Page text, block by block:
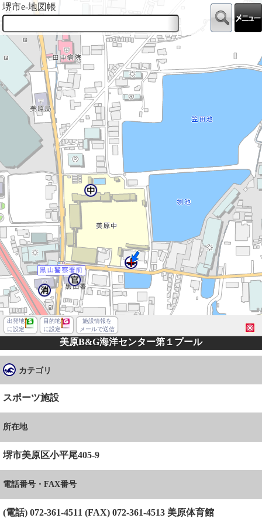
堺市美原区小平尾
堺市e-地図帳
出発地
に設定
目的地
に設定
施設情報を
メールで送信
美原B&G海洋センター第１プール
カテゴリ
スポーツ施設
所在地
堺市美原区小平尾405-9
電話番号・FAX番号
(電話) 072-361-4511 (FAX) 072-361-4513 美原体育館